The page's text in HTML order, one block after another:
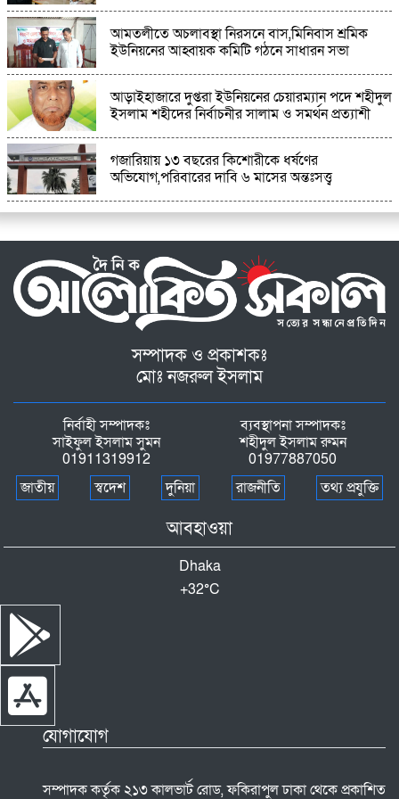
আমতলীতে অচলাবস্থা নিরসনে বাস,মিনিবাস শ্রমিক
ইউনিয়নের আহ্বায়ক কমিটি গঠনে সাধারন সভা
আড়াইহাজারে দুপ্তরা ইউনিয়নের চেয়ারম্যান পদে শহীদুল
ইসলাম শহীদের নির্বাচনীর সালাম ও সমর্থন প্রত্যাশী
গজারিয়ায় ১৩ বছরের কিশোরীকে ধর্ষণের
অভিযোগ,পরিবারের দাবি ৬ মাসের অন্তঃসত্ত্ব
সম্পাদক ও প্রকাশকঃ
মোঃ নজরুল ইসলাম
নির্বাহী সম্পাদকঃ
সাইফুল ইসলাম সুমন
01911319912
ব্যবস্থাপনা সম্পাদকঃ
শহীদুল ইসলাম রুমন
01977887050
জাতীয়
স্বদেশ দুনিয়া রাজনীতি তথ্য প্রযুক্তি
আবহাওয়া
Dhaka
+32°C
যোগাযোগ
সম্পাদক কর্তৃক ২১৩ কালভার্ট রোড, ফকিরাপুল ঢাকা থেকে প্রকাশিত